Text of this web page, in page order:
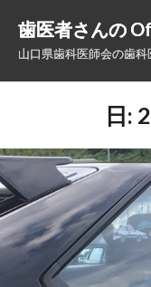
ン
ス
キ
ッ
プ
歯医者さんの
山口県歯科医師会の歯
日: